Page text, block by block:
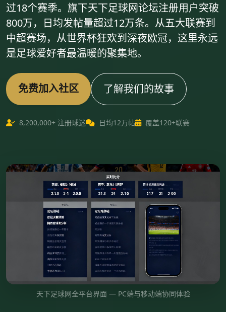
过18个赛季。旗下天下足球网论坛注册用户突破
800万，日均发帖量超过12万条。从五大联赛到
中超赛场，从世界杯狂欢到深夜欧冠，这里永远
是足球爱好者最温暖的聚集地。
免费加入社区 了解我们的故事
8,200,000+ 注册球迷 日均12万帖 覆盖120+联赛
天下足球网全平台界面 — PC端与移动端协同体验